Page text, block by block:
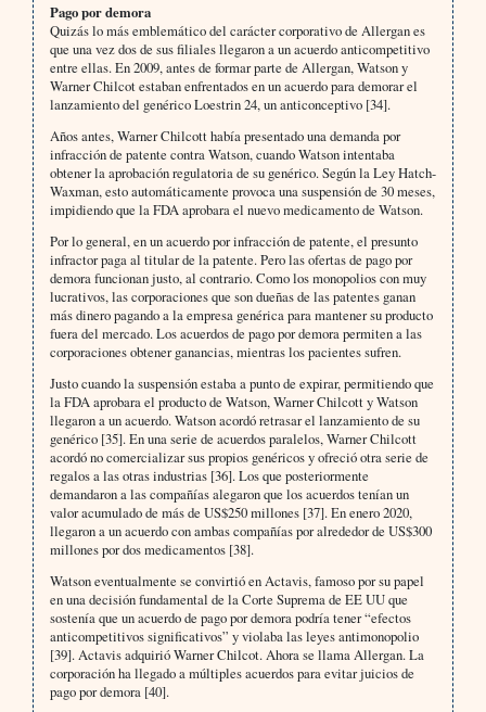
Pago por demora
Quizás lo más emblemático del carácter corporativo de Allergan es
que una vez dos de sus filiales llegaron a un acuerdo anticompetitivo
entre ellas. En 2009, antes de formar parte de Allergan, Watson y
Warner Chilcot estaban enfrentados en un acuerdo para demorar el
lanzamiento del genérico Loestrin 24, un anticonceptivo [34].
Años antes, Warner Chilcott había presentado una demanda por
infracción de patente contra Watson, cuando Watson intentaba
obtener la aprobación regulatoria de su genérico. Según la Ley Hatch-
Waxman, esto automáticamente provoca una suspensión de 30 meses,
impidiendo que la FDA aprobara el nuevo medicamento de Watson.
Por lo general, en un acuerdo por infracción de patente, el presunto
infractor paga al titular de la patente. Pero las ofertas de pago por
demora funcionan justo, al contrario. Como los monopolios con muy
lucrativos, las corporaciones que son dueñas de las patentes ganan
más dinero pagando a la empresa genérica para mantener su producto
fuera del mercado. Los acuerdos de pago por demora permiten a las
corporaciones obtener ganancias, mientras los pacientes sufren.
Justo cuando la suspensión estaba a punto de expirar, permitiendo que
la FDA aprobara el producto de Watson, Warner Chilcott y Watson
llegaron a un acuerdo. Watson acordó retrasar el lanzamiento de su
genérico [35]. En una serie de acuerdos paralelos, Warner Chilcott
acordó no comercializar sus propios genéricos y ofreció otra serie de
regalos a las otras industrias [36]. Los que posteriormente
demandaron a las compañías alegaron que los acuerdos tenían un
valor acumulado de más de US$250 millones [37]. En enero 2020,
llegaron a un acuerdo con ambas compañías por alrededor de US$300
millones por dos medicamentos [38].
Watson eventualmente se convirtió en Actavis, famoso por su papel
en una decisión fundamental de la Corte Suprema de EE UU que
sostenía que un acuerdo de pago por demora podría tener “efectos
anticompetitivos significativos” y violaba las leyes antimonopolio
[39]. Actavis adquirió Warner Chilcot. Ahora se llama Allergan. La
corporación ha llegado a múltiples acuerdos para evitar juicios de
pago por demora [40].